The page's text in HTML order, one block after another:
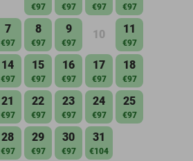
€97 €97 €97 €97
7
€97
8
€97
9
€97
10 11
€97
14
€97
15
€97
16
€97
17
€97
18
€97
21
€97
22
€97
23
€97
24
€97
25
€97
28
€97
29
€97
30
€97
31
€104